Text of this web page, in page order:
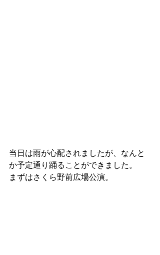
当日は雨が心配されましたが、なんと
か予定通り踊ることができました。
まずはさくら野前広場公演。